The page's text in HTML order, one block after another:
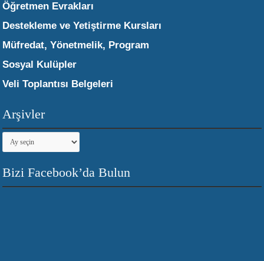
Öğretmen Evrakları
Destekleme ve Yetiştirme Kursları
Müfredat, Yönetmelik, Program
Sosyal Kulüpler
Veli Toplantısı Belgeleri
Arşivler
Arşivler
Bizi Facebook’da Bulun